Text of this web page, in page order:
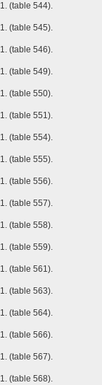
1. (table 544).
1. (table 545).
1. (table 546).
1. (table 549).
1. (table 550).
1. (table 551).
1. (table 554).
1. (table 555).
1. (table 556).
1. (table 557).
1. (table 558).
1. (table 559).
1. (table 561).
1. (table 563).
1. (table 564).
1. (table 566).
1. (table 567).
1. (table 568).